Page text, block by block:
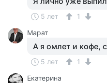
5 лет
1
Марат
А я омлет и кофе,
5 лет
1
Екатерина